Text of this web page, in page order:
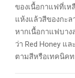
ของเนื้อกาแฟที่เห
แห้งแล้วสีของกะล
หากเนื้อกาแฟบาง
ว่า Red Honey แ
ตามสีหรือเทคนิค